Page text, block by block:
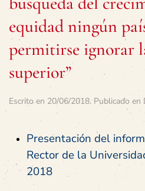
equidad ningún
permitirse ignorar
superior”
Escrito en 20/06/2018. Publicado en
Presentación del
Rector de la
2018